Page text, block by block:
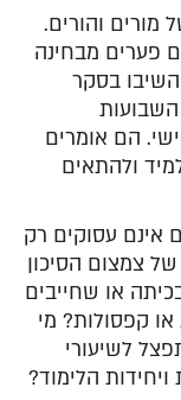
והורים.
פערים מבחינה
השיבו בסקר
הם אומרים
ולהתאים
אינם עסוקים רק
צמצום הסיכון
או שחייבים
קפסולות? מי
לשיעורי
הלימוד?